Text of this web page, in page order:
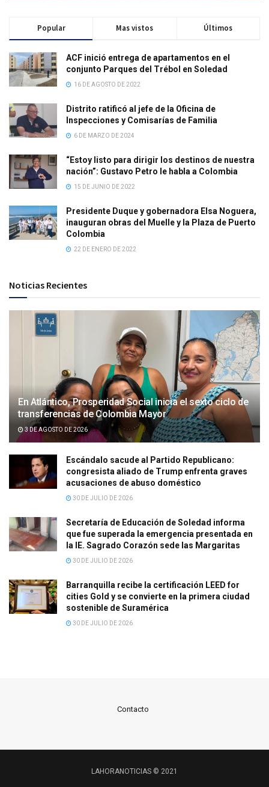
Popular Mas vistos Últimos
ACF inició entrega de apartamentos en el
conjunto Parques del Trébol en Soledad
16 DE AGOSTO DE 2022
Distrito ratificó al jefe de la Oficina de
Inspecciones y Comisarías de Familia
6 DE MARZO DE 2024
“Estoy listo para dirigir los destinos de nuestra
nación”: Gustavo Petro le habla a Colombia
15 DE JUNIO DE 2022
Presidente Duque y gobernadora Elsa Noguera,
inauguran obras del Muelle y la Plaza de Puerto
Colombia
22 DE ENERO DE 2022
Noticias Recientes
En Atlántico, Prosperidad Social inicia el sexto ciclo de
transferencias de Colombia Mayor
3 DE AGOSTO DE 2026
Escándalo sacude al Partido Republicano:
congresista aliado de Trump enfrenta graves
acusaciones de abuso doméstico
30 DE JULIO DE 2026
Secretaría de Educación de Soledad informa
que fue superada la emergencia presentada en
la IE. Sagrado Corazón sede las Margaritas
30 DE JULIO DE 2026
Barranquilla recibe la certificación LEED for
cities Gold y se convierte en la primera ciudad
sostenible de Suramérica
30 DE JULIO DE 2026
Contacto
LAHORANOTICIAS © 2021